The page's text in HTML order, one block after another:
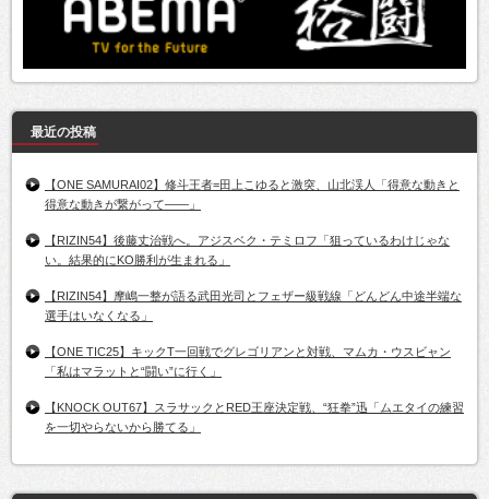
最近の投稿
【ONE SAMURAI02】修斗王者=田上こゆると激突、山北渓人「得意な動きと
得意な動きが繋がって――」
【RIZIN54】後藤丈治戦へ。アジスベク・テミロフ「狙っているわけじゃな
い。結果的にKO勝利が生まれる」
【RIZIN54】摩嶋一整が語る武田光司とフェザー級戦線「どんどん中途半端な
選手はいなくなる」
【ONE TIC25】キックT一回戦でグレゴリアンと対戦、マムカ・ウスビャン
「私はマラットと“闘い”に行く」
【KNOCK OUT67】スラサックとRED王座決定戦、“狂拳”迅「ムエタイの練習
を一切やらないから勝てる」